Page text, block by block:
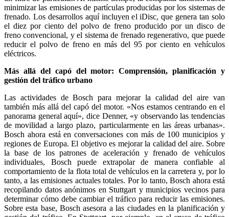
minimizar las emisiones de partículas producidas por los sistemas de
frenado. Los desarrollos aquí incluyen el iDisc, que genera tan solo
el diez por ciento del polvo de freno producido por un disco de
freno convencional, y el sistema de frenado regenerativo, que puede
reducir el polvo de freno en más del 95 por ciento en vehículos
eléctricos.
Más allá del capó del motor: Comprensión, planificación y
gestión del tráfico urbano
Las actividades de Bosch para mejorar la calidad del aire van
también más allá del capó del motor. «Nos estamos centrando en el
panorama general aquí», dice Denner, «y observando las tendencias
de movilidad a largo plazo, particularmente en las áreas urbanas».
Bosch ahora está en conversaciones con más de 100 municipios y
regiones de Europa. El objetivo es mejorar la calidad del aire. Sobre
la base de los patrones de aceleración y frenado de vehículos
individuales, Bosch puede extrapolar de manera confiable al
comportamiento de la flota total de vehículos en la carretera y, por lo
tanto, a las emisiones actuales totales. Por lo tanto, Bosch ahora está
recopilando datos anónimos en Stuttgart y municipios vecinos para
determinar cómo debe cambiar el tráfico para reducir las emisiones.
Sobre esta base, Bosch asesora a las ciudades en la planificación y